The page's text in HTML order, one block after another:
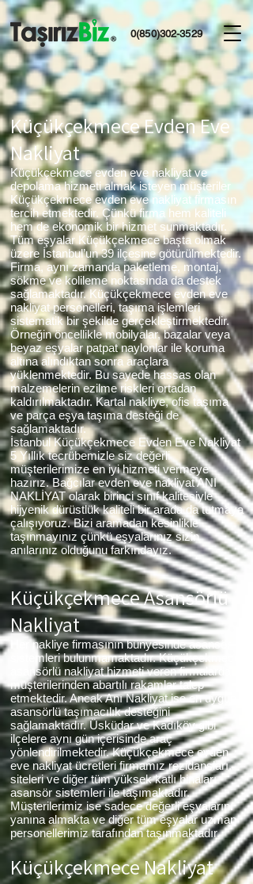
0(850)302-3529
Küçükçekmece Evden Eve
Nakliyat
Küçükçekmece evden eve nakliyat ve
depolama hizmeti almak isteyen müşteriler
Küçükçekmece evden eve nakliyat firmasın
tercih etmektedir. Çünkü firma hem kaliteli
hem de ekonomik bir hizmet sunmaktadır.
Tüm eşyalar Küçükçekmece başta olmak
üzere İstanbul’un 39 ilçesine götürülmektedir.
Firma, aynı zamanda paketleme, montaj,
sökme ve kolileme noktasında da destek
sağlamaktadır. Küçükçekmece evden eve
nakliyat personelleri, taşıma işlemleri
sistematik bir şekilde gerçekleştirmektedir.
Örneğin öncellikle mobilyalar, bazalar veya
beyaz eşyalar patpat naylonlar ile koruma
altına alındıktan sonra araçlara
yüklenmektedir. Bu sayede hassas olan
malzemelerin ezilme riskleri ortadan
kaldırılmaktadır. Kartal nakliye, ofis taşıma
ve parça eşya taşıma desteği de
sağlamaktadır.
İstanbul Küçükçekmece Evden Eve Nakliyat
5 Yıllık tecrübemizle siz değerli
müşterilerimize en iyi hizmeti vermeye
hazırız. Bağcılar evden eve nakliyat ANI
NAKLİYAT olarak birinci sınıf kalitesiyle
hijyenik dürüstlük kaliteli bir arada da tutmaya
çalışıyoruz. Bizi aramadan kesinlikle
taşınmayınız çünkü eşyalarınız sizin
anılarınız olduğunu farkındayız.
Küçükçekmece Asansörlü
Nakliyat
Her nakliye firmasının bünyesinde asansör
sistemleri bulunmamaktadır. Küçükçekmece
asansörlü nakliyat hizmeti veren firmalarda
müşterilerinden abartılı rakamlar talep
etmektedir. Ancak Anı Nakliyat ise en uygun
asansörlü taşımacılık desteğini
sağlamaktadır. Üsküdar ve Kadıköy gibi
ilçelere aynı gün içerisinde araç
yönlendirilmektedir. Küçükçekmece evden
eve nakliyat ücretleri firmamız rezidansları,
siteleri ve diğer tüm yüksek katlı binaları
asansör sistemleri ile taşımaktadır.
Müşterilerimiz ise sadece değerli eşyalarını
yanına almakta ve diğer tüm eşyalar uzman
personellerimiz tarafından taşınmaktadır.
Küçükçekmece Nakliyat